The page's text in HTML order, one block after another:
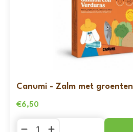
Canumi - Zalm met groenten
€6,50